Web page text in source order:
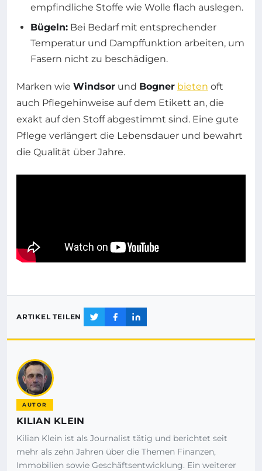
empfindliche Stoffe wie Wolle flach auslegen.
Bügeln: Bei Bedarf mit entsprechender
Temperatur und Dampffunktion arbeiten, um
Fasern nicht zu beschädigen.
Marken wie Windsor und Bogner bieten oft
auch Pflegehinweise auf dem Etikett an, die
exakt auf den Stoff abgestimmt sind. Eine gute
Pflege verlängert die Lebensdauer und bewahrt
die Qualität über Jahre.
ARTIKEL TEILEN
AUTOR
KILIAN KLEIN
Kilian Klein ist als Journalist tätig und berichtet seit
mehr als zehn Jahren über die Themen Finanzen,
Immobilien sowie Geschäftsentwicklung. Ein weiterer